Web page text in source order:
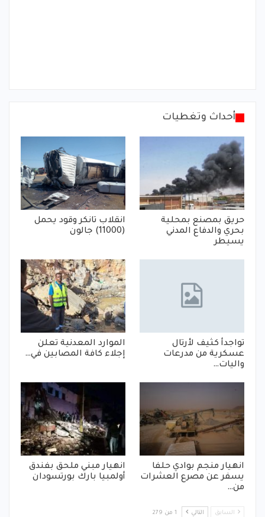
أحداث وتغطيات
حريق بمصنع بمحلية
بحري والدفاع المدني
يسيطر
انقلاب تانكر وقود يحمل
(11000) جالون
تواجدأ كثيف لأرتال
عسكرية من مدرعات
واليات…
الموارد المعدنية تعلن
إجلاء كافة المصابين في…
انهيار منجم بوادي حلفا
يسفر عن مصرع العشرات
من…
انهيار مبني ملحق بفندق
أولمبيا بارك بورتسودان
السابق التالي 1 من 279